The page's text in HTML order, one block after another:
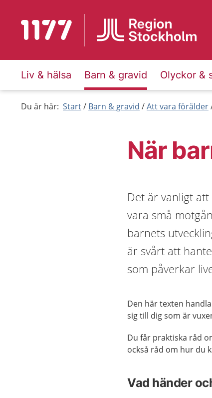
Till startsidan för 1177
Liv & hälsa Barn & gravid Olyckor &
Du är här: Start Barn & gravid Att vara förälder
När
Det är vanligt
vara små
barnets
är svårt att
som påverkar
Den här texten
sig till dig som är
Du får praktiska råd
också råd om hur du
Vad händer